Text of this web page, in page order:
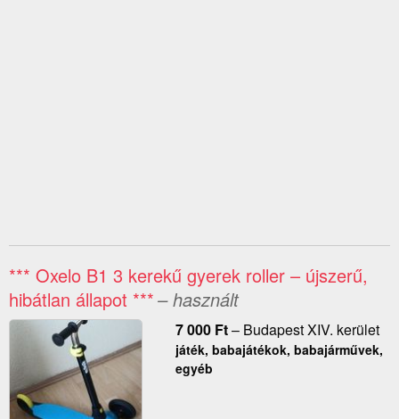
*** Oxelo B1 3 kerekű gyerek roller – újszerű,
hibátlan állapot ***– használt
7 000 Ft– Budapest XIV. kerület
játék, babajátékok, babajárművek,
egyéb